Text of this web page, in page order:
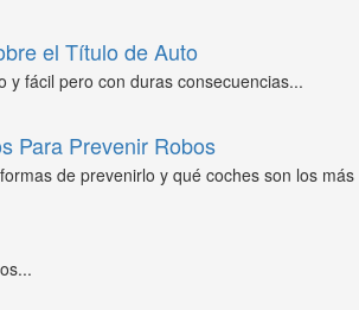
el Título de Auto
fácil pero con duras consecuencias...
Para Prevenir Robos
de prevenirlo y qué coches son los